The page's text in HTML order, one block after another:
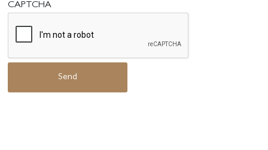
CAPTCHA